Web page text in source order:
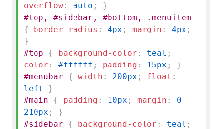
overflow: auto ;
}
#top, #sidebar, #bottom, .menuitem
{ border-radius : 4px ; margin : 4px ;
}
#top { background-color : teal ;
color : #ffffff ; padding : 15px ;
}
#menubar { width : 200px ; float :
left }
#main { padding : 10px ; margin :
0
210px ;
}
#sidebar { background-color : teal ;